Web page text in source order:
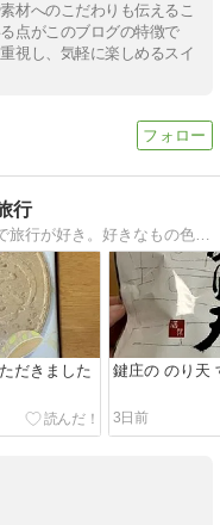
材へのこだわりも伝えるこ
点がこのブログの特徴で
視し、気軽に楽しめるスイ
行
ファンタジーが好きでお菓子が好きで旅行が好き。好きなもの色々、気の向くままに綴っています。
だきました
鍵庄の のり天
3日前